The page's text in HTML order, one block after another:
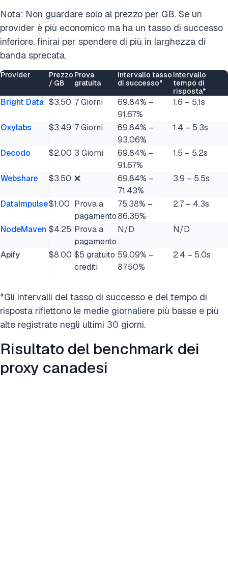
Nota: Non guardare solo al prezzo per GB. Se un
provider è più economico ma ha un tasso di successo
inferiore, finirai per spendere di più in larghezza di
banda sprecata.
Provider
Prezzo
/ GB
Prova
gratuita
Intervallo tasso
di successo*
Intervallo
tempo di
risposta*
Bright Data $3.50 7 Giorni
69.84% –
91.67%
1.6 – 5.1s
Oxylabs $3.49 7 Giorni
69.84% –
93.06%
1.4 – 5.3s
Decodo $2.00 3 Giorni
69.84% –
91.67%
1.5 – 5.2s
Webshare $3.50 ❌
69.84% –
71.43%
3.9 – 5.5s
DataImpulse$1.00 Prova a
pagamento
75.38% –
86.36%
2.7 – 4.3s
NodeMaven $4.25 Prova a
pagamento
N/D N/D
Apify $8.00 $5 gratuito
crediti
59.09% –
87.50%
2.4 – 5.0s
*Gli intervalli del tasso di successo e del tempo di
risposta riflettono le medie giornaliere più basse e più
alte registrate negli ultimi 30 giorni.
Risultato del benchmark dei
proxy canadesi